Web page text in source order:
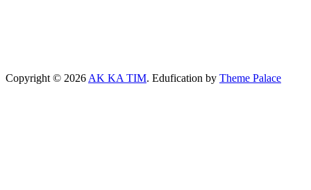
Copyright © 2026 AK KA TIM. Edufication by Theme Palace